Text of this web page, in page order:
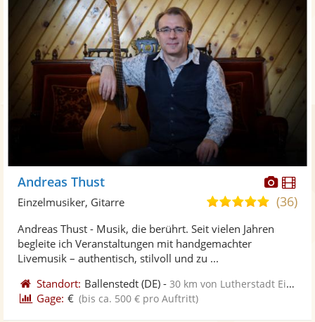
Andreas Thust
4,9
5
(36)
Einzelmusiker, Gitarre
Andreas Thust - Musik, die berührt. Seit vielen Jahren
begleite ich Veranstaltungen mit handgemachter
Livemusik – authentisch, stilvoll und zu ...
Standort: Ballenstedt (DE) -30 km von Lutherstadt Eisleben
Gage: € (bis ca. 500 € pro Auftritt)